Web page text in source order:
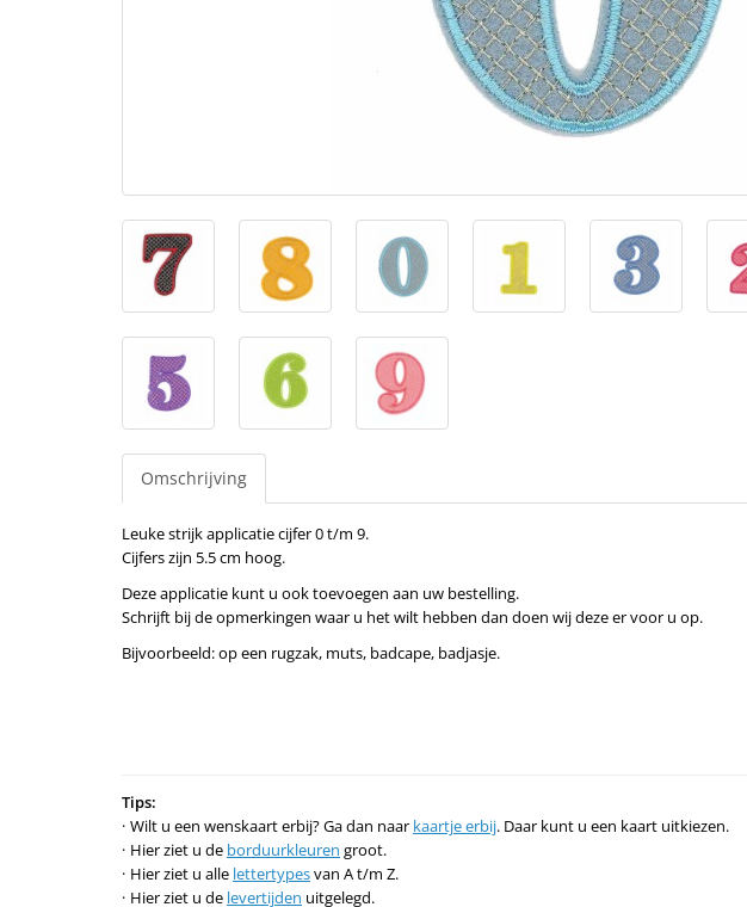
Omschrijving
Leuke strijk applicatie cijfer 0 t/m 9.
Cijfers zijn 5.5 cm hoog.
Deze applicatie kunt u ook toevoegen aan uw bestelling.
Schrijft bij de opmerkingen waar u het wilt hebben dan doen wij deze er voor u op.
Bijvoorbeeld: op een rugzak, muts, badcape, badjasje.
Tips:
Wilt u een wenskaart erbij? Ga dan naar kaartje erbij. Daar kunt u een kaart uitkiezen.
Hier ziet u de borduurkleuren groot.
Hier ziet u alle lettertypesvan A t/m Z.
Hier ziet u de levertijden uitgelegd.